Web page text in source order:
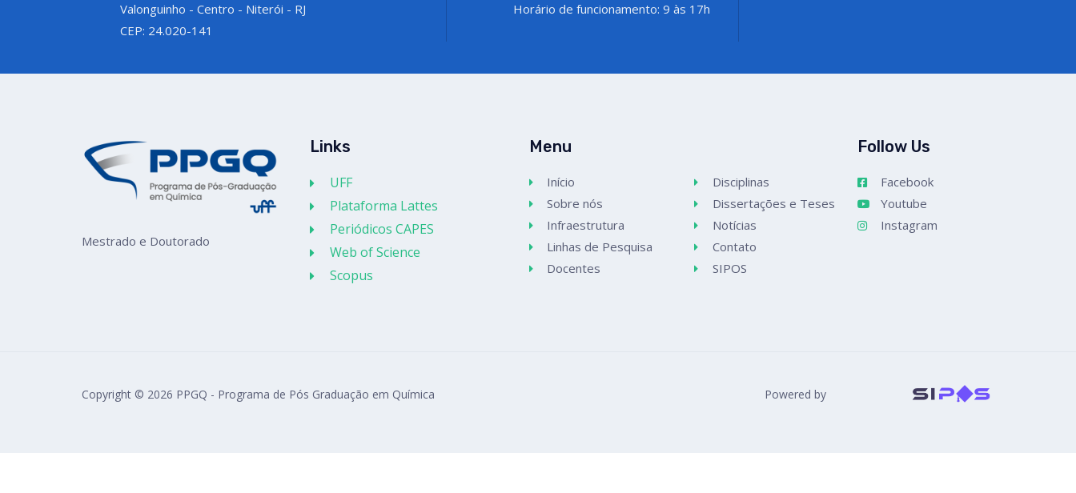
Valonguinho - Centro - Niterói - RJ
CEP: 24.020-141
Horário de funcionamento: 9 às 17h
Mestrado e Doutorado
Links
UFF
Plataforma Lattes
Periódicos CAPES
Web of Science
Scopus
Menu
Início
Sobre nós
Infraestrutura
Linhas de Pesquisa
Docentes
Disciplinas
Dissertações e Teses
Notícias
Contato
SIPOS
Follow Us
Facebook
Youtube
Instagram
Copyright © 2026 PPGQ - Programa de Pós Graduação em Química Powered by